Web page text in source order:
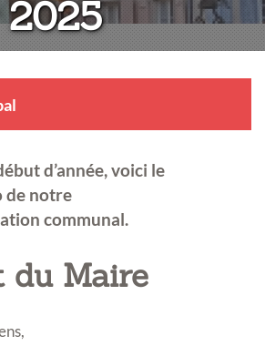
d’année, voici le
de notre
communal.
du Maire